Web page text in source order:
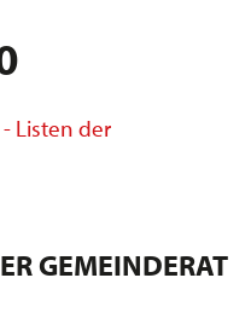
- Listen der
GEMEINDERAT